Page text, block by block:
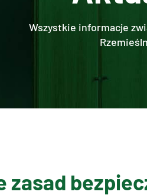
Wszystkie informacje
zasad